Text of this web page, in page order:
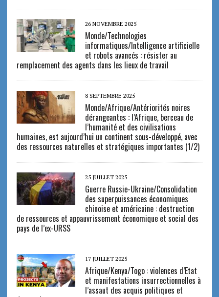
26 NOVEMBRE 2025
Monde/Technologies
informatiques/Intelligence artificielle
et robots avancés : résister au
remplacement des agents dans les lieux de travail
8 SEPTEMBRE 2025
Monde/Afrique/Antériorités noires
dérangeantes : l’Afrique, berceau de
l’humanité et des civilisations
humaines, est aujourd’hui un continent sous-développé, avec
des ressources naturelles et stratégiques importantes (1/2)
25 JUILLET 2025
Guerre Russie-Ukraine/Consolidation
des superpuissances économiques
chinoise et américaine : destruction
de ressources et appauvrissement économique et social des
pays de l’ex-URSS
17 JUILLET 2025
Afrique/Kenya/Togo : violences d’Etat
et manifestations insurrectionnelles à
l’assaut des acquis politiques et